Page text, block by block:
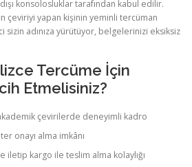
konsolosluklar tarafından kabul edilir.
çeviriyi yapan kişinin yeminli tercüman
sizin adınıza yürütüyor, belgelerinizi eksiksiz
Tercüme İçin
Etmelisiniz?
çevirilerde deneyimli kadro
onayı alma imkânı
iletip kargo ile teslim alma kolaylığı